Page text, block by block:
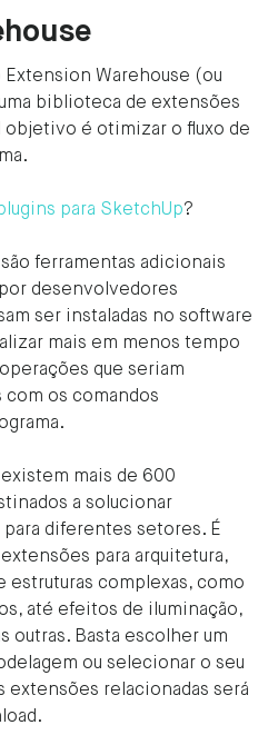
Extension Warehouse (ou
biblioteca de extensões
é otimizar o fluxo de
para SketchUp?
são ferramentas adicionais
desenvolvedores
ser instaladas no software
mais em menos tempo
que seriam
os comandos
mais de 600
a solucionar
diferentes setores. É
para arquitetura,
estruturas complexas, como
até efeitos de iluminação,
outras.‍ Basta escolher um
ou selecionar o seu
extensões relacionadas será